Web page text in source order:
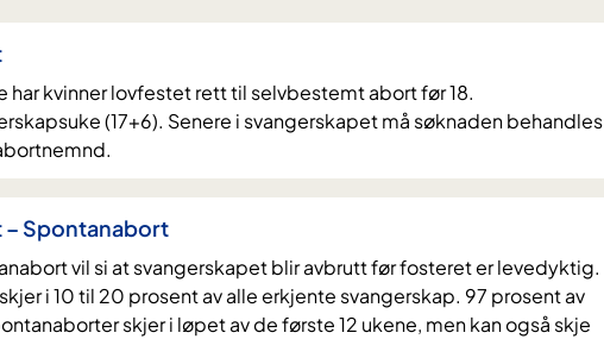
har kvinner lovfestet rett til selvbestemt abort før 18.
(17+6). Senere i svangerskapet må søknaden behandles
– Spontanabort
vil si at svangerskapet blir avbrutt før fosteret er levedyktig.
i 10 til 20 prosent av alle erkjente svangerskap. 97 prosent av
skjer i løpet av de første 12 ukene, men kan også skje